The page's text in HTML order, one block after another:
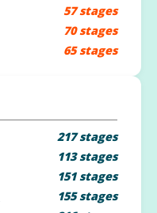
57 stages
70 stages
65 stages
217 stages
113 stages
151 stages
155 stages